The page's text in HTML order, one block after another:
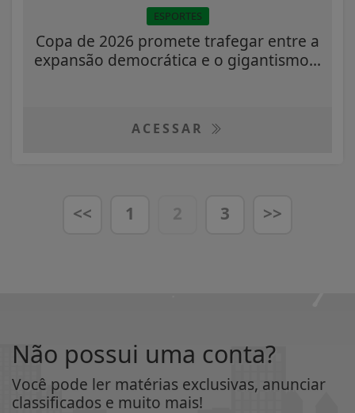
ESPORTES
Copa de 2026 promete trafegar entre a
expansão democrática e o gigantismo...
ACESSAR
<< 1 2 3 >>
Não possui uma conta?
Você pode ler matérias exclusivas, anunciar
classificados e muito mais!